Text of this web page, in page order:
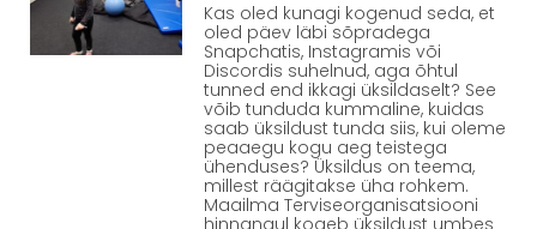
Kas oled kunagi kogenud seda, et
oled päev läbi sõpradega
Snapchatis, Instagramis või
Discordis suhelnud, aga õhtul
tunned end ikkagi üksildaselt? See
võib tunduda kummaline, kuidas
saab üksildust tunda siis, kui oleme
peaaegu kogu aeg teistega
ühenduses? Üksildus on teema,
millest räägitakse üha rohkem.
Maailma Terviseorganisatsiooni